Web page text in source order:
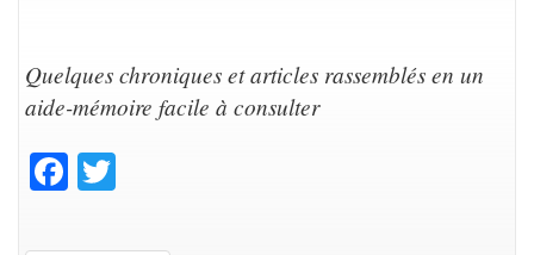
Quelques chroniques et articles rassemblés en un
aide-mémoire facile à consulter
Facebook